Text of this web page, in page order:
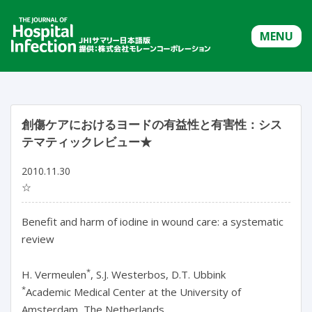
MENU
創傷ケアにおけるヨードの有益性と有害性：シス
テマティックレビュー★
2010.11.30
☆
Benefit and harm of iodine in wound care: a systematic
review
H. Vermeulen*, S.J. Westerbos, D.T. Ubbink
*Academic Medical Center at the University of
Amsterdam, The Netherlands